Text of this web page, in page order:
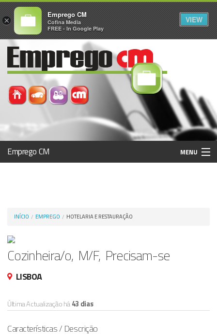
Emprego CM MENU
INÍCIO EMPREGO HOTELARIA E RESTAURAÇÃO
Cozinheira/o, M/F, Precisam-se
LISBOA
Última Actualização há43 dias
Características / Descrição
×
Emprego CM
Cofina Media
FREE - In Google Play
VIEW